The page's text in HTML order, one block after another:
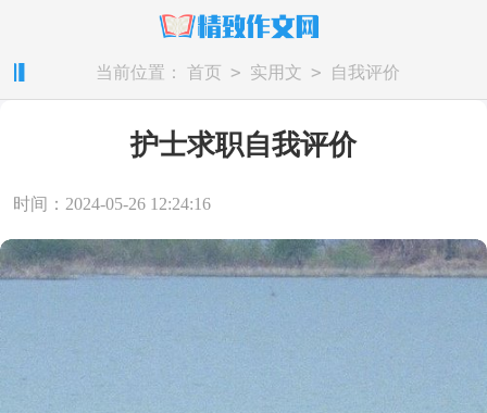
当前位置： 首页 > 实用文 > 自我评价
护士求职自我评价
时间：2024-05-26 12:24:16